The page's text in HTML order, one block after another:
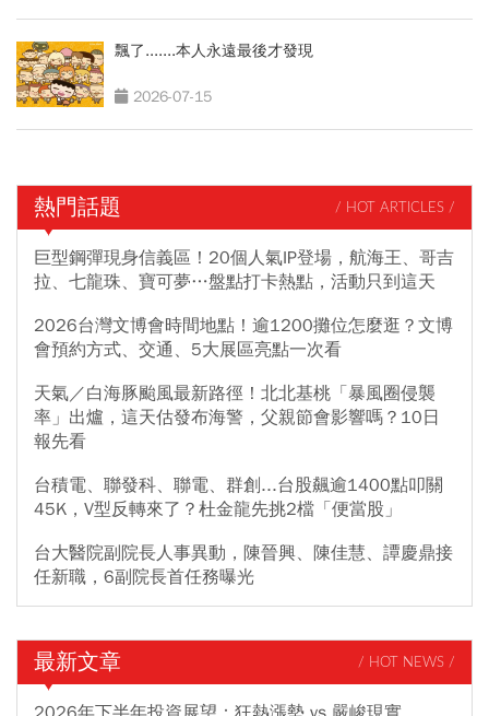
飄了.......本人永遠最後才發現
2026-07-15
熱門話題 / HOT ARTICLES /
巨型鋼彈現身信義區！20個人氣IP登場，航海王、哥吉
拉、七龍珠、寶可夢…盤點打卡熱點，活動只到這天
2026台灣文博會時間地點！逾1200攤位怎麼逛？文博
會預約方式、交通、5大展區亮點一次看
天氣／白海豚颱風最新路徑！北北基桃「暴風圈侵襲
率」出爐，這天估發布海警，父親節會影響嗎？10日
報先看
台積電、聯發科、聯電、群創...台股飆逾1400點叩關
45K，V型反轉來了？杜金龍先挑2檔「便當股」
台大醫院副院長人事異動，陳晉興、陳佳慧、譚慶鼎接
任新職，6副院長首任務曝光
最新文章 / HOT NEWS /